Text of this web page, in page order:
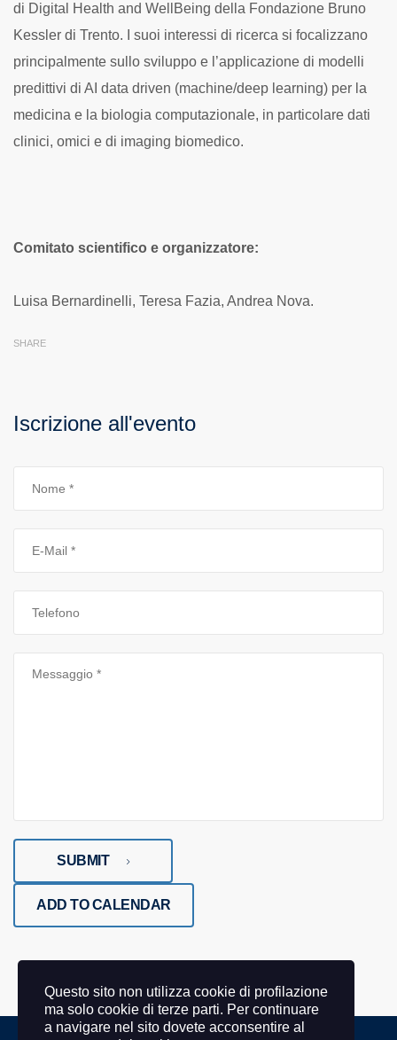
di Digital Health and WellBeing della Fondazione Bruno
Kessler di Trento. I suoi interessi di ricerca si focalizzano
principalmente sullo sviluppo e l’applicazione di modelli
predittivi di AI data driven (machine/deep learning) per la
medicina e la biologia computazionale, in particolare dati
clinici, omici e di imaging biomedico.
Comitato scientifico e organizzatore:
Luisa Bernardinelli, Teresa Fazia, Andrea Nova.
SHARE
Iscrizione all'evento
SUBMIT
ADD TO CALENDAR
Questo sito non utilizza cookie di profilazione
ma solo cookie di terze parti. Per continuare
a navigare nel sito dovete acconsentire al